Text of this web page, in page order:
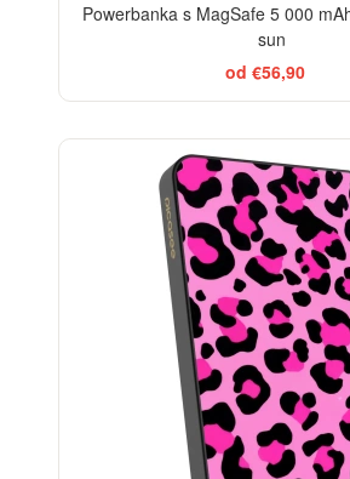
Powerbanka s MagSafe 5 000
sun
od €56,90